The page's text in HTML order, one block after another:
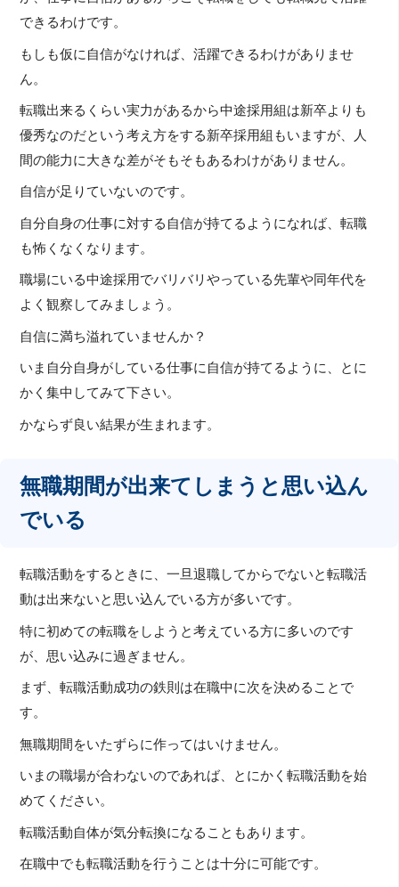
できるわけです。
もしも仮に自信がなければ、活躍できるわけがありませ
ん。
転職出来るくらい実力があるから中途採用組は新卒よりも
優秀なのだという考え方をする新卒採用組もいますが、人
間の能力に大きな差がそもそもあるわけがありません。
自信が足りていないのです。
自分自身の仕事に対する自信が持てるようになれば、転職
も怖くなくなります。
職場にいる中途採用でバリバリやっている先輩や同年代を
よく観察してみましょう。
自信に満ち溢れていませんか？
いま自分自身がしている仕事に自信が持てるように、とに
かく集中してみて下さい。
かならず良い結果が生まれます。
無職期間が出来てしまうと思い込ん
でいる
転職活動をするときに、一旦退職してからでないと転職活
動は出来ないと思い込んでいる方が多いです。
特に初めての転職をしようと考えている方に多いのです
が、思い込みに過ぎません。
まず、転職活動成功の鉄則は在職中に次を決めることで
す。
無職期間をいたずらに作ってはいけません。
いまの職場が合わないのであれば、とにかく転職活動を始
めてください。
転職活動自体が気分転換になることもあります。
在職中でも転職活動を行うことは十分に可能です。